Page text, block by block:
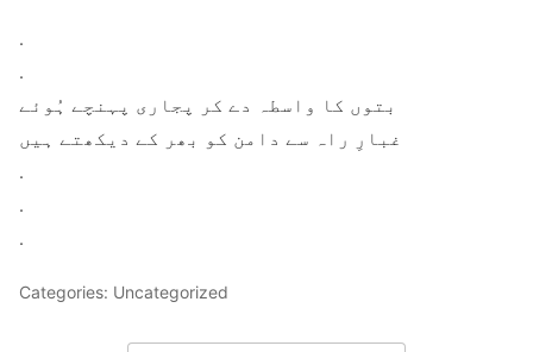
.
.
بتوں کا واسطہ دے کر پجاری پہنچے ہُوئے
غبارِ راہ سے دامن کو بھر کے دیکھتے ہیں
.
.
.
Categories: Uncategorized